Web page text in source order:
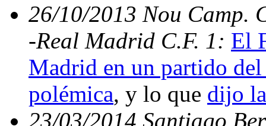
26/10/2013 Nou Camp.
-Real Madrid C.F. 1: El
Madrid en un partido
polémica, y lo que dijo
23/03/2014 Santiago